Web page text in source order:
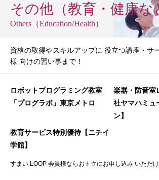
その他（教育・健康な
Others（Education/Health）
資格の取得やスキルアップに 役立つ講座・サ
様 向けの習い事まで！
ロボットプログラミング教室
「プログラボ」東京メトロ
楽器・防音室
社ヤマハミュ
ン】
教育サービス特別優待【ニチイ
学館】
すまい LOOP 会員様ならおトクにお申し込み いただけ